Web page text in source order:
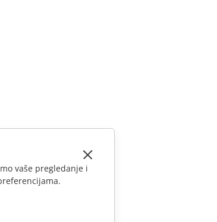
vaše pregledanje i